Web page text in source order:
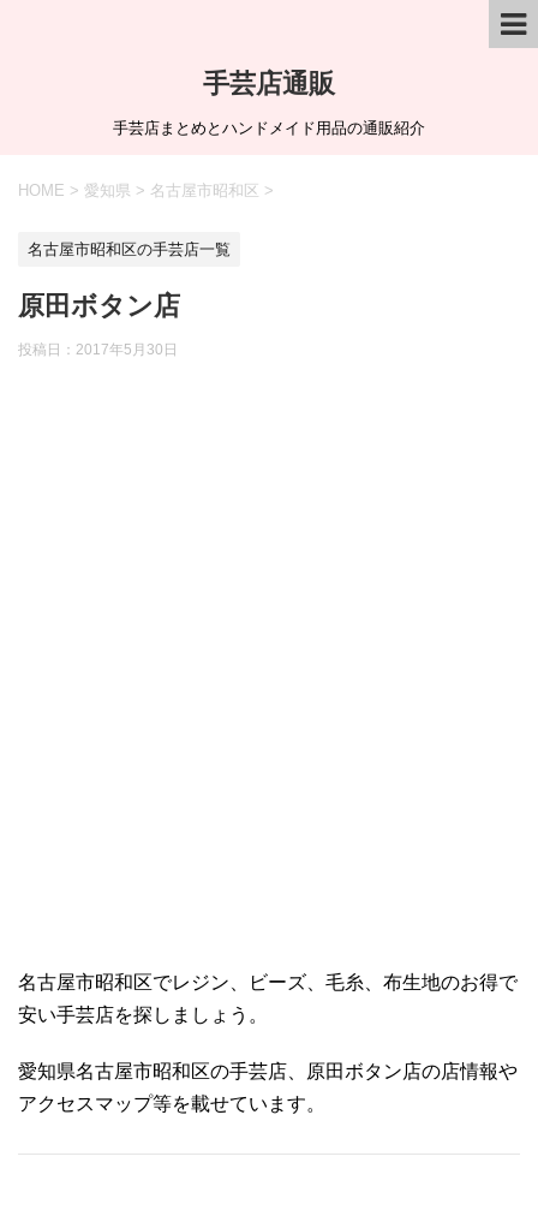
手芸店通販
手芸店まとめとハンドメイド用品の通販紹介
HOME > 愛知県 > 名古屋市昭和区 >
名古屋市昭和区の手芸店一覧
原田ボタン店
投稿日： 2017年5月30日
名古屋市昭和区でレジン、ビーズ、毛糸、布生地のお得で
安い手芸店を探しましょう。
愛知県名古屋市昭和区の手芸店、原田ボタン店の店情報や
アクセスマップ等を載せています。